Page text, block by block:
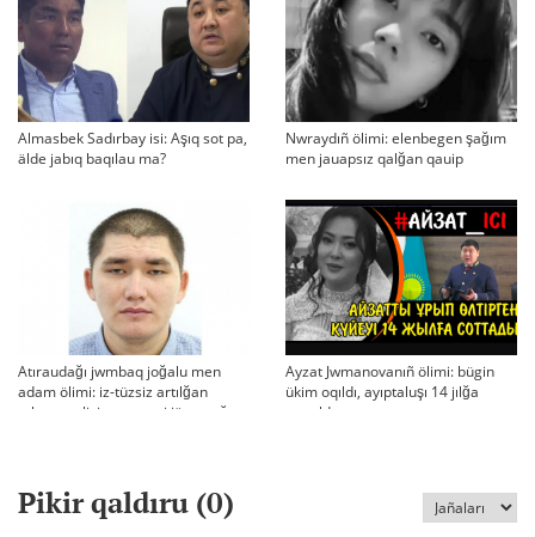
Almasbek Sadırbay isi: Aşıq sot pa,
älde jabıq baqılau ma?
Nwraydıñ ölimi: elenbegen şağım
men jauapsız qalğan qauip
Atıraudağı jwmbaq joğalu men
adam ölimi: iz-tüzsiz artılğan
otbası, policiya tergeui jäne qoğam
Ayzat Jwmanovanıñ ölimi: bügin
ükim oqıldı, ayıptaluşı 14 jılğa
sottaldı
Pikir qaldıru (0)